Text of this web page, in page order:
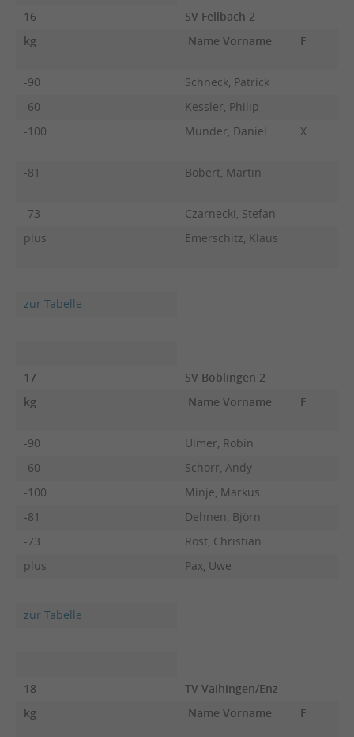
16
SV Fellbach 2
kg
Name Vorname F
-90
Schneck, Patrick
-60
Kessler, Philip
-100
Munder, Daniel X
-81 Bobert, Martin
-73
Czarnecki, Stefan
plus
Emerschitz, Klaus
zur Tabelle
17
SV Böblingen 2
kg
Name Vorname F
-90
Ulmer, Robin
-60
Schorr, Andy
-100
Minje, Markus
-81
Dehnen, Björn
-73
Rost, Christian
plus
Pax, Uwe
zur Tabelle
18
TV Vaihingen/Enz
kg
Name Vorname F